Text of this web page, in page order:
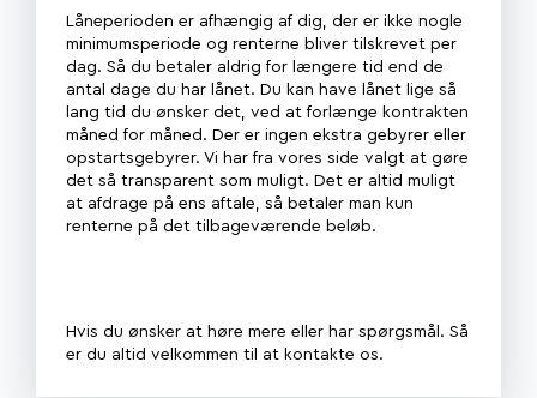
Låneperioden er afhængig af dig, der er ikke nogle
minimumsperiode og renterne bliver tilskrevet per
dag. Så du betaler aldrig for længere tid end de
antal dage du har lånet. Du kan have lånet lige så
lang tid du ønsker det, ved at forlænge kontrakten
måned for måned. Der er ingen ekstra gebyrer eller
opstartsgebyrer. Vi har fra vores side valgt at gøre
det så transparent som muligt. Det er altid muligt
at afdrage på ens aftale, så betaler man kun
renterne på det tilbageværende beløb.
Hvis du ønsker at høre mere eller har spørgsmål. Så
er du altid velkommen til at kontakte os.